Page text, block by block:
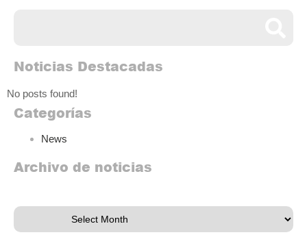
Noticias Destacadas
No posts found!
Categorías
News
Archivo de noticias